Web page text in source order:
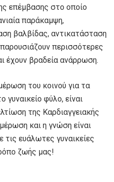
επέμβασης στο οποίο
παράκαμψη,
βαλβίδας, αντικατάσταση
περισσότερες
έχουν βραδεία ανάρρωση.
του κοινού για τα
γυναικείο φύλο, είναι
της Καρδιαγγειακής
και η γνώση είναι
ευάλωτες γυναικείες
ζωής μας!